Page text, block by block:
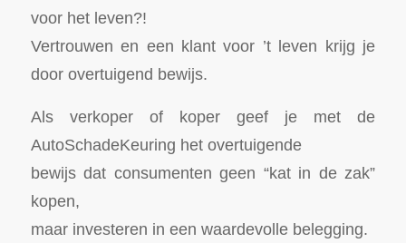
voor het leven?!
Vertrouwen en een klant voor ’t leven krijg je
door overtuigend bewijs.
Als verkoper of koper geef je met de
AutoSchadeKeuring het overtuigende
bewijs dat consumenten geen “kat in de zak”
kopen,
maar investeren in een waardevolle belegging.